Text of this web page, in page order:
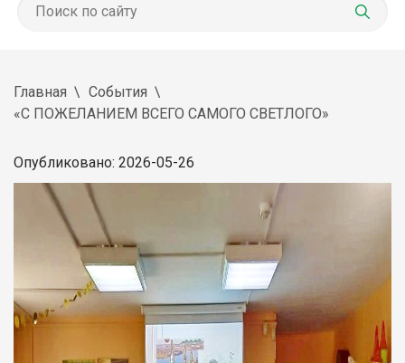
Главная
События
«С ПОЖЕЛАНИЕМ ВСЕГО САМОГО СВЕТЛОГО»
Опубликовано: 2026-05-26